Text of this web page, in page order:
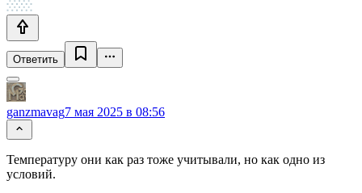
Ответить
ganzmavag7 мая 2025 в 08:56
Температуру они как раз тоже учитывали, но как одно из
условий.